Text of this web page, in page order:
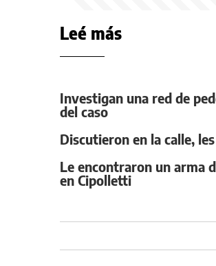
Leé más
Investigan una red de
del caso
Discutieron en la calle,
Le encontraron un arma
en Cipolletti